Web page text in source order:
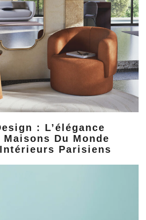
: L’élégance
Du Monde
Parisiens